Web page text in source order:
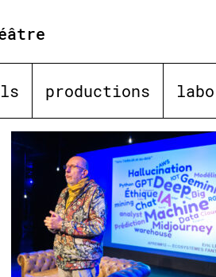
productions